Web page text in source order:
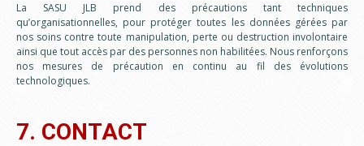
La SASU JLB prend des précautions tant techniques
qu’organisationnelles, pour protéger toutes les données gérées par
nos soins contre toute manipulation, perte ou destruction involontaire
ainsi que tout accès par des personnes non habilitées. Nous renforçons
nos mesures de précaution en continu au fil des évolutions
technologiques.
7. CONTACT